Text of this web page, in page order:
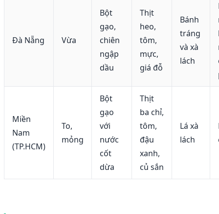
Đà Nẵng Vừa
Bột
gạo,
chiên
ngập
dầu
Thịt
heo,
tôm,
mực,
giá đỗ
Bánh
tráng
và xà
lách
Miền
Nam
(TP.HCM)
To,
mỏng
Bột
gạo
với
nước
cốt
dừa
Thịt
ba chỉ,
tôm,
đậu
xanh,
củ sắn
Lá xà
lách